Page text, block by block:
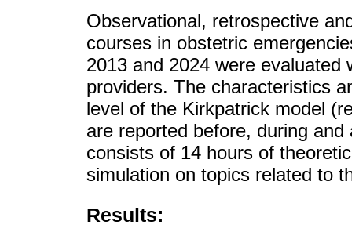
Observational, retrospective
courses in obstetric
2013 and 2024 were
providers. The characteristics
level of the Kirkpatrick model
are reported before, during
consists of 14 hours of
simulation on topics related to
Results: